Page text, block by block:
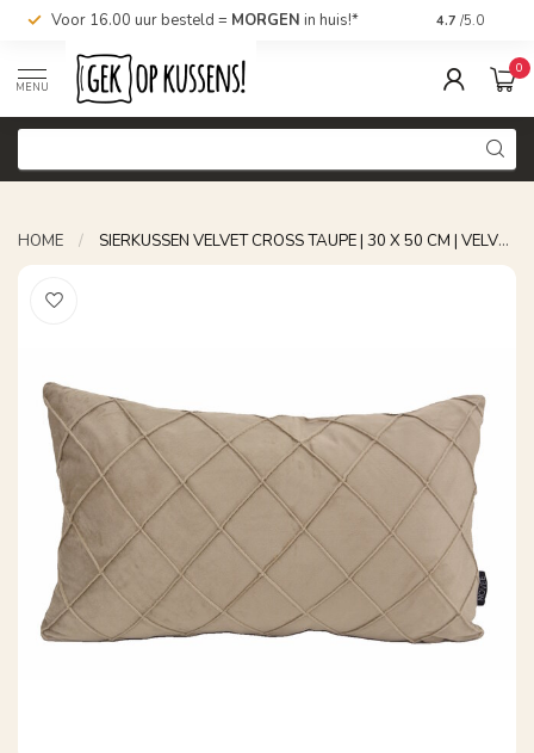
Voor 16.00 uur besteld = MORGEN in huis!* Nu bestellen,
4.7 /5.0
MENU
0
HOME / SIERKUSSEN VELVET CROSS TAUPE | 30 X 50 CM | VELVET/POLYESTER